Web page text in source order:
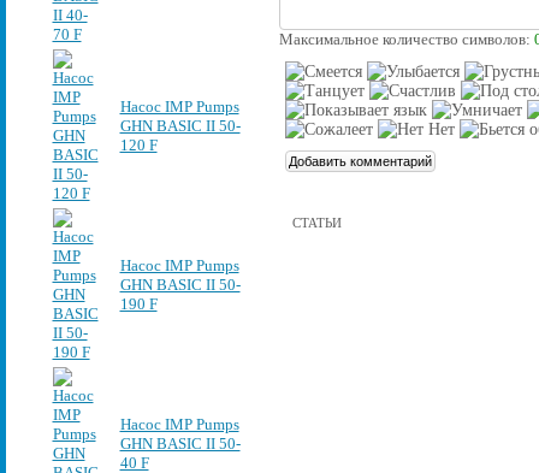
Насос IMP Pumps
GHN BASIC II 50-
120 F
Насос IMP Pumps
GHN BASIC II 50-
190 F
Насос IMP Pumps
GHN BASIC II 50-
40 F
Максимальное количество символов:
СТАТЬИ